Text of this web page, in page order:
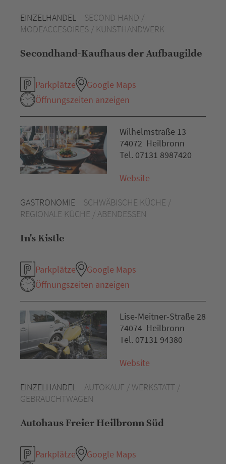
EINZELHANDEL
SECOND HAND /
MODEACCESOIRES / KUNSTHANDWERK
Secondhand-Kaufhaus der Aufbaugilde
Parkplätze
Google Maps
Öffnungszeiten anzeigen
GASTRONOMIE
SCHWÄBISCHE KÜCHE /
REGIONALE KÜCHE / ABENDESSEN
In's Kistle
Parkplätze
Google Maps
Öffnungszeiten anzeigen
Wilhelmstraße 13
74072 Heilbronn
Tel. 07131 8987420
Website
EINZELHANDEL
AUTOKAUF / WERKSTATT /
GEBRAUCHTWAGEN
Autohaus Freier Heilbronn Süd
Parkplätze
Google Maps
Lise-Meitner-Straße 28
74074 Heilbronn
Tel. 07131 94380
Website